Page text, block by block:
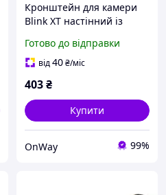
Кронштейн для камери
Blink XT настінний із
чорний
водонепроникний 360
Готово до відправки
від40₴/міс
403₴
Купити
OnWay 99%